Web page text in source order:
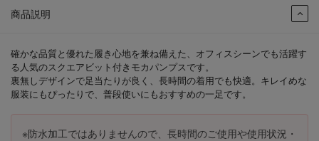
商品説明
確かな品質と優れた履き心地を兼ね備えた、オフィスシーンでも活躍す
る人気のスクエアビット付きモカパンプスです。
裏無しデザインで足当たりが良く、長時間の着用でも快適。キレイめな
服装にもぴったりで、普段使いにもおすすめの一足です。
※防水加工ではありませんので、長時間のご使用や使用状況・